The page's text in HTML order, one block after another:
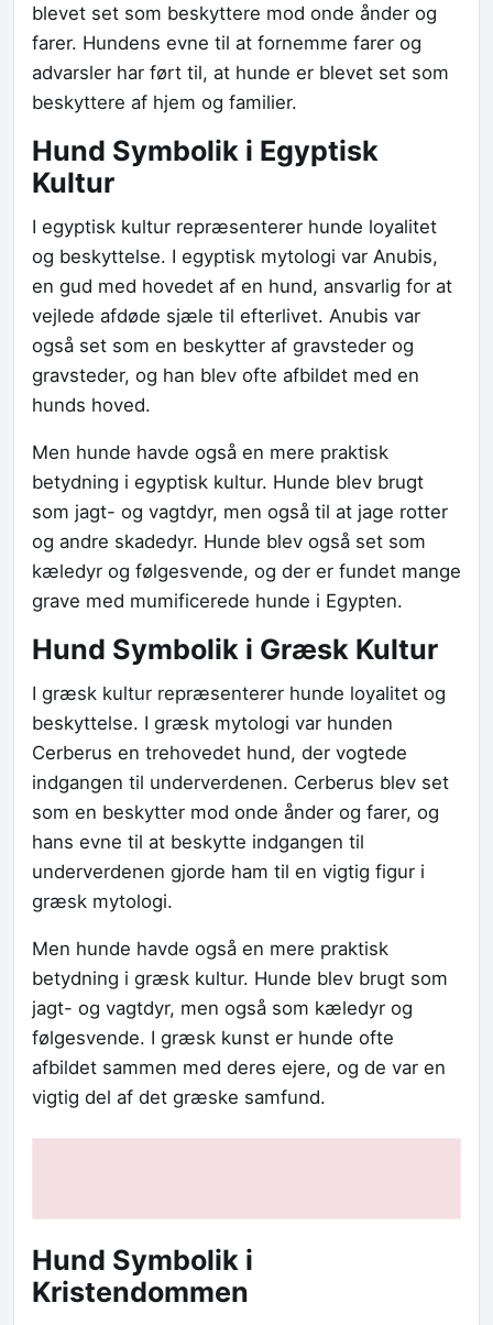
blevet set som beskyttere mod onde ånder og
farer. Hundens evne til at fornemme farer og
advarsler har ført til, at hunde er blevet set som
beskyttere af hjem og familier.
Hund Symbolik i Egyptisk
Kultur
I egyptisk kultur repræsenterer hunde loyalitet
og beskyttelse. I egyptisk mytologi var Anubis,
en gud med hovedet af en hund, ansvarlig for at
vejlede afdøde sjæle til efterlivet. Anubis var
også set som en beskytter af gravsteder og
gravsteder, og han blev ofte afbildet med en
hunds hoved.
Men hunde havde også en mere praktisk
betydning i egyptisk kultur. Hunde blev brugt
som jagt- og vagtdyr, men også til at jage rotter
og andre skadedyr. Hunde blev også set som
kæledyr og følgesvende, og der er fundet mange
grave med mumificerede hunde i Egypten.
Hund Symbolik i Græsk Kultur
I græsk kultur repræsenterer hunde loyalitet og
beskyttelse. I græsk mytologi var hunden
Cerberus en trehovedet hund, der vogtede
indgangen til underverdenen. Cerberus blev set
som en beskytter mod onde ånder og farer, og
hans evne til at beskytte indgangen til
underverdenen gjorde ham til en vigtig figur i
græsk mytologi.
Men hunde havde også en mere praktisk
betydning i græsk kultur. Hunde blev brugt som
jagt- og vagtdyr, men også som kæledyr og
følgesvende. I græsk kunst er hunde ofte
afbildet sammen med deres ejere, og de var en
vigtig del af det græske samfund.
Hund Symbolik i
Kristendommen